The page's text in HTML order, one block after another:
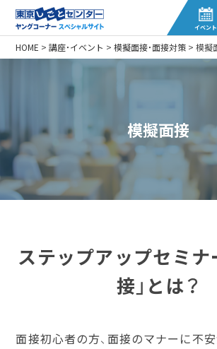
イベント
HOME >講座・イベント >模擬面接・面接対策 >模擬
模擬面接
ステップアップセミナ
接」とは？
面接初心者の方、面接のマナーに不